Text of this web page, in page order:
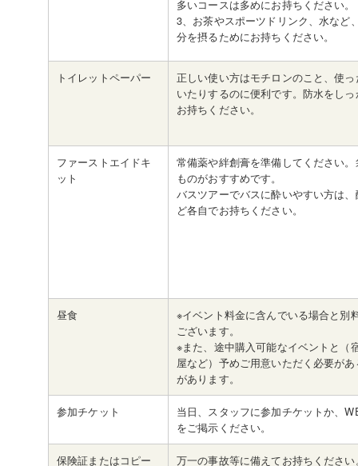
多いコースは多めにお持ちください。
3、お茶やスポーツドリンク、水など
分を摂るためにお持ちください。
トイレットペーパー
正しい使い方はモチロンのこと、使
いたりするのに便利です。防水をし
お持ちください。
ファーストエイドキ
ット
常備薬や絆創膏を準備してください
ものがおすすめです。
バスツアーでバスに酔いやすい方は
ど各自でお持ちください。
昼食
※イベント料金に含んでいる場合と別
ございます。
※また、途中購入可能なイベントと（
屋など）予めご用意いただく必要が
があります。
参加チケット
当日、スタッフに参加チケットか、
をご掲示ください。
保険証またはコピー 万一の事故等に備えてお持ちください